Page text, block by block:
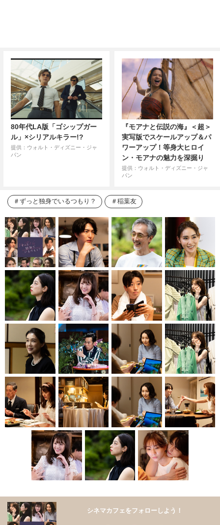
80年代LA版「ゴシップガー
ル」×シリアルキラー!?
提供：ウォルト・ディズニー・ジャ
パン
『モアナと伝説の海』＜超＞
実写版でスケールアップ＆パ
ワーアップ！等身大ヒロイ
ン・モアナの魅力を深掘り
提供：ウォルト・ディズニー・ジャ
パン
ずっと独身でいるつもり？ 稲葉友
シネマカフェをフォローしよう！